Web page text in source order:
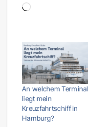
Wird
An welchem Terminal
liegt mein
Kreuzfahrtschiff in
Hamburg?